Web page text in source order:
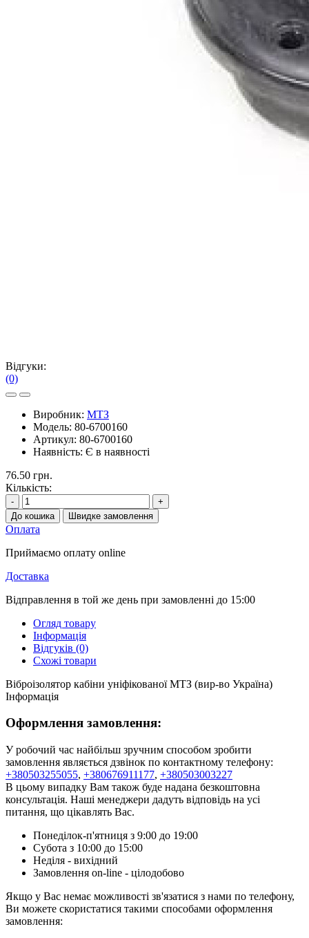
Відгуки:
(0)
Виробник: МТЗ
Модель: 80-6700160
Артикул: 80-6700160
Наявність: Є в наявності
76.50 грн.
Кількість:
-
+
До кошика
Швидке замовлення
Оплата
Приймаємо оплату online
Доставка
Відправлення в той же день при замовленні до 15:00
Огляд товару
Інформація
Відгуків (0)
Схожі товари
Віброізолятор кабіни уніфікованої МТЗ (вир-во Україна)
Інформація
Оформлення замовлення:
У робочий час найбільш зручним способом зробити
замовлення являється дзвінок по контактному телефону:
+380503255055, +380676911177, +380503003227
В цьому випадку Вам також буде надана безкоштовна
консультація. Наші менеджери дадуть відповідь на усі
питання, що цікавлять Вас.
Понеділок-п'ятниця з 9:00 до 19:00
Субота з 10:00 до 15:00
Неділя - вихідний
Замовлення on-line - цілодобово
Якщо у Вас немає можливості зв'язатися з нами по телефону,
Ви можете скористатися такими способами оформлення
замовлення: